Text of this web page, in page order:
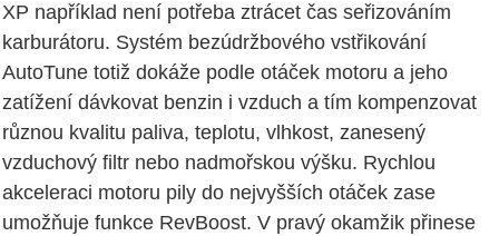
XP například není potřeba ztrácet čas seřizováním
karburátoru. Systém bezúdržbového vstřikování
AutoTune totiž dokáže podle otáček motoru a jeho
zatížení dávkovat benzin i vzduch a tím kompenzovat
různou kvalitu paliva, teplotu, vlhkost, zanesený
vzduchový filtr nebo nadmořskou výšku. Rychlou
akceleraci motoru pily do nejvyšších otáček zase
umožňuje funkce RevBoost. V pravý okamžik přinese